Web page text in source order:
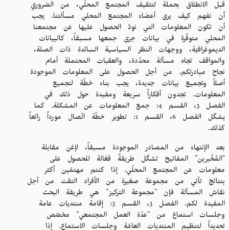
قبل الانطلاق بحملة لتثقيف المجتمع المحلّي، من الضروري
أن نفهم كيف يرى أعضاء المجتمع المحلي مسألتنا. يجب
أن تكون المعلومات التي نودّ الحصول عليها عن مجتمعنا
المحلي متوفّرة في بيانات جرى جمعها مسبقاً، كالبيانات
الديموغرافيّة، ووجهات النظر السياسية السائدة ذات الصلة،
والمواقف تجاه مسألة محدّدة، والعقبات المحتملة أمام
نجاح مبادرتكم. من أجل الحصول على المعلومات الموجودة
أصلاً وتجميع بيانات جديدة، يجب بناء خطّة لتجميع
المعلومات. تجدون أفكاراً سريعة ومفيدة حول ذلك في
الفصل 3، القسم 4: جمع المعلومات عن المشكلة. كما
يشكّل الفصل 6، القسم 1: تطوير خطّة اتّصال مورداً رائعاً
كذلك.
بعد الإنتهاء من المصادر الموجودة مسبقاً، لإغن مقابلة
"المُخْبرين" المفاتيح تشكّل طريقةً فعّالة للحصول على
معلومات عن المجتمع المحلّي. إذا كنتم مهتمّين أكثر
بنتائج تأتي من مجموعة صغيرة من الأفراد التقت من أجل
نقاش المسألة فإن "مجموعة التركيز" هي طريقة البحث
المفيدة لكم. الفصل 3، القسم 3: إقامة منتديات عامة
وجلسات استماع من "عدّة العمل المجتمعي" مخصّص